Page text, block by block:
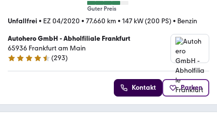
Guter Preis
Unfallfrei • EZ 04/2020 • 77.660 km • 147 kW (200 PS) • Benzin
Autohero GmbH - Abholfiliale Frankfurt
65936 Frankfurt am Main
4.6 Sterne
(293)
Kontakt Parken